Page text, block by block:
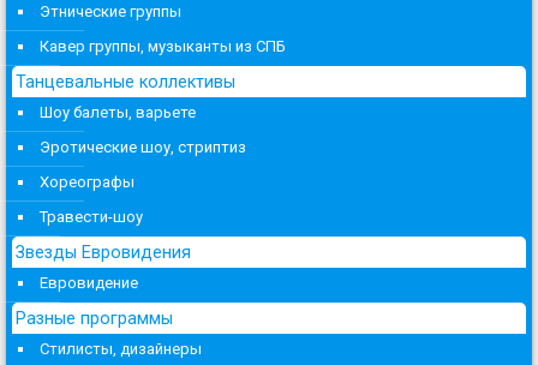
Этнические группы
Кавер группы, музыканты из СПБ
Танцевальные коллективы
Шоу балеты, варьете
Эротические шоу, стриптиз
Хореографы
Травести-шоу
Звезды Евровидения
Евровидение
Разные программы
Стилисты, дизайнеры